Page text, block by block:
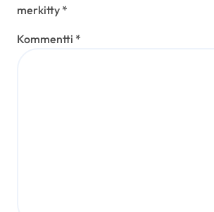
merkitty *
Kommentti *